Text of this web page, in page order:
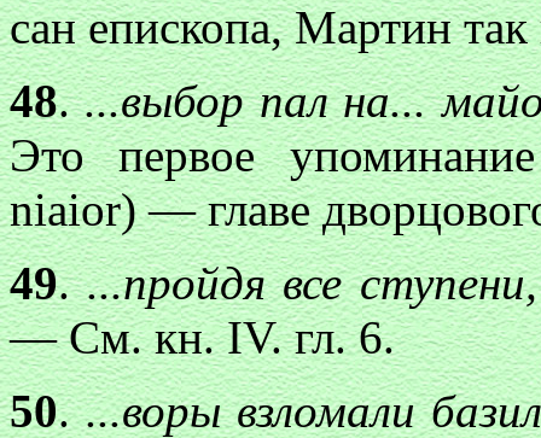
сан епископа, Мартин
48....выбор пал на...
Это первое
niaior) — главе
49....пройдя все
— См. кн. IV. гл. 6.
50....воры взломали